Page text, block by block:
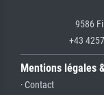
9586
+43
Mentions légales
· Contact